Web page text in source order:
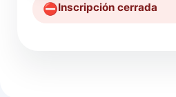
⛔️Inscripción cerrada